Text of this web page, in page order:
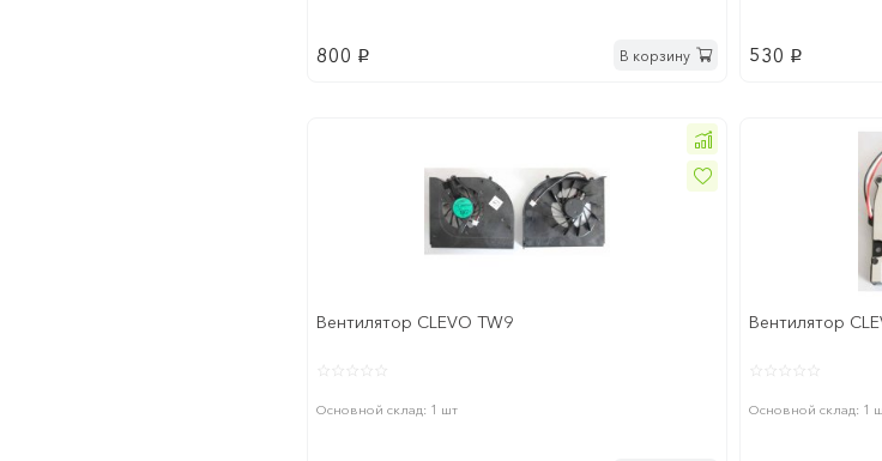
800 p В корзину 530 p
Вентилятор CLEVO TW9
Основной склад: 1 шт
Вентилятор
Основной склад: 1